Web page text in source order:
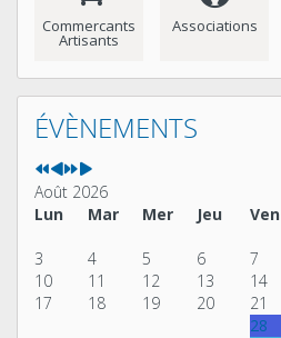
Commercants
Artisants
Associations
ÉVÈNEMENTS
Année
précédente
Mois
précédent
Année
suivante
Mois
suivant
Août 2026
Lun
Mar Mer Jeu Ven
3
4 5 6 7
10
11 12 13 14
17
18 19 20 21
28